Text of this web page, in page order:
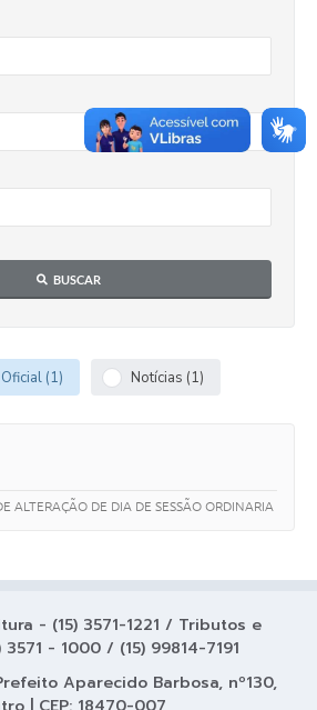
2026
BUSCAR
(1) Notícias (1)
ALTERAÇÃO DE DIA DE SESSÃO ORDINARIA
- (15) 3571-1221 / Tributos e
3571 - 1000 / (15) 99814-7191
Aparecido Barbosa, nº130,